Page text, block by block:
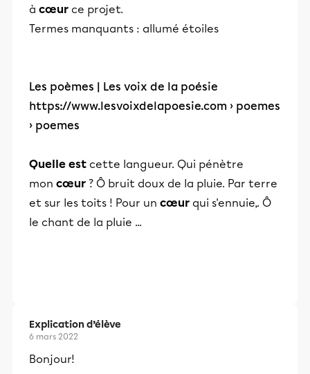
à cœur ce projet.
Termes manquants : allumé ‎étoiles
Les poèmes | Les voix de la poésie
https://www.lesvoixdelapoesie.com › poemes
› poemes
Quelle est cette langueur. Qui pénètre
mon cœur ? Ô bruit doux de la pluie. Par terre
et sur les toits ! Pour un cœur qui s'ennuie,. Ô
le chant de la pluie ...
Explication d’élève
6 mars 2022
Bonjour!